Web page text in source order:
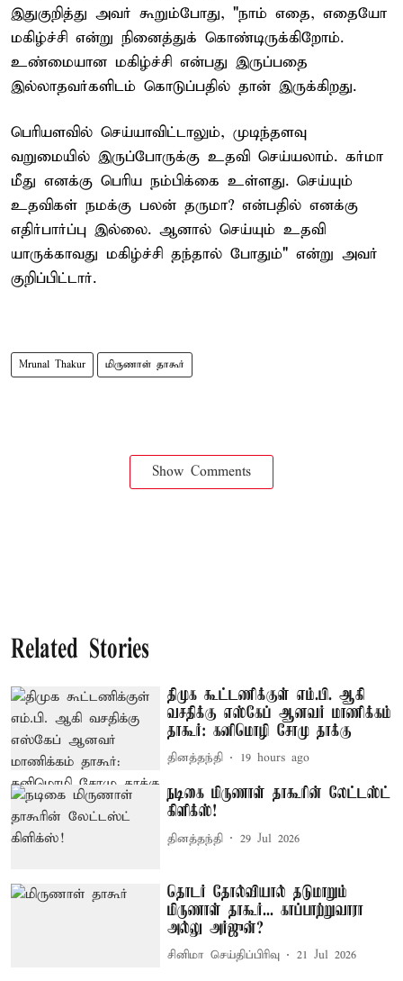
இதுகுறித்து அவர் கூறும்போது, "நாம் எதை, எதையோ
மகிழ்ச்சி என்று நினைத்துக் கொண்டிருக்கிறோம்.
உண்மையான மகிழ்ச்சி என்பது இருப்பதை
இல்லாதவர்களிடம் கொடுப்பதில் தான் இருக்கிறது.
பெரியளவில் செய்யாவிட்டாலும், முடிந்தளவு
வறுமையில் இருப்போருக்கு உதவி செய்யலாம். கர்மா
மீது எனக்கு பெரிய நம்பிக்கை உள்ளது. செய்யும்
உதவிகள் நமக்கு பலன் தருமா? என்பதில் எனக்கு
எதிர்பார்ப்பு இல்லை. ஆனால் செய்யும் உதவி
யாருக்காவது மகிழ்ச்சி தந்தால் போதும்" என்று அவர்
குறிப்பிட்டார்.
Mrunal Thakur மிருணாள் தாகூர்
Show Comments
Related Stories
திமுக கூட்டணிக்குள் எம்.பி. ஆகி
வசதிக்கு எஸ்கேப் ஆனவர் மாணிக்கம்
தாகூர்: கனிமொழி சோமு தாக்கு
தினத்தந்தி 19 hours ago
நடிகை மிருணாள் தாகூரின் லேட்டஸ்ட்
கிளிக்ஸ்!
தினத்தந்தி 29 Jul 2026
தொடர் தோல்வியால் தடுமாறும்
மிருணாள் தாகூர்... காப்பாற்றுவாரா
அல்லு அர்ஜுன்?
சினிமா செய்திப்பிரிவு 21 Jul 2026